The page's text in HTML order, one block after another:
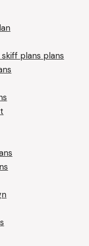
plans plans